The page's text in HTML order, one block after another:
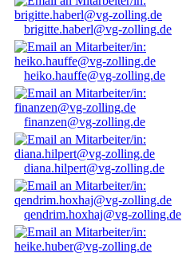
brigitte.haberl@vg-zolling.de
heiko.hauffe@vg-zolling.de
finanzen@vg-zolling.de
diana.hilpert@vg-zolling.de
qendrim.hoxhaj@vg-zolling.de